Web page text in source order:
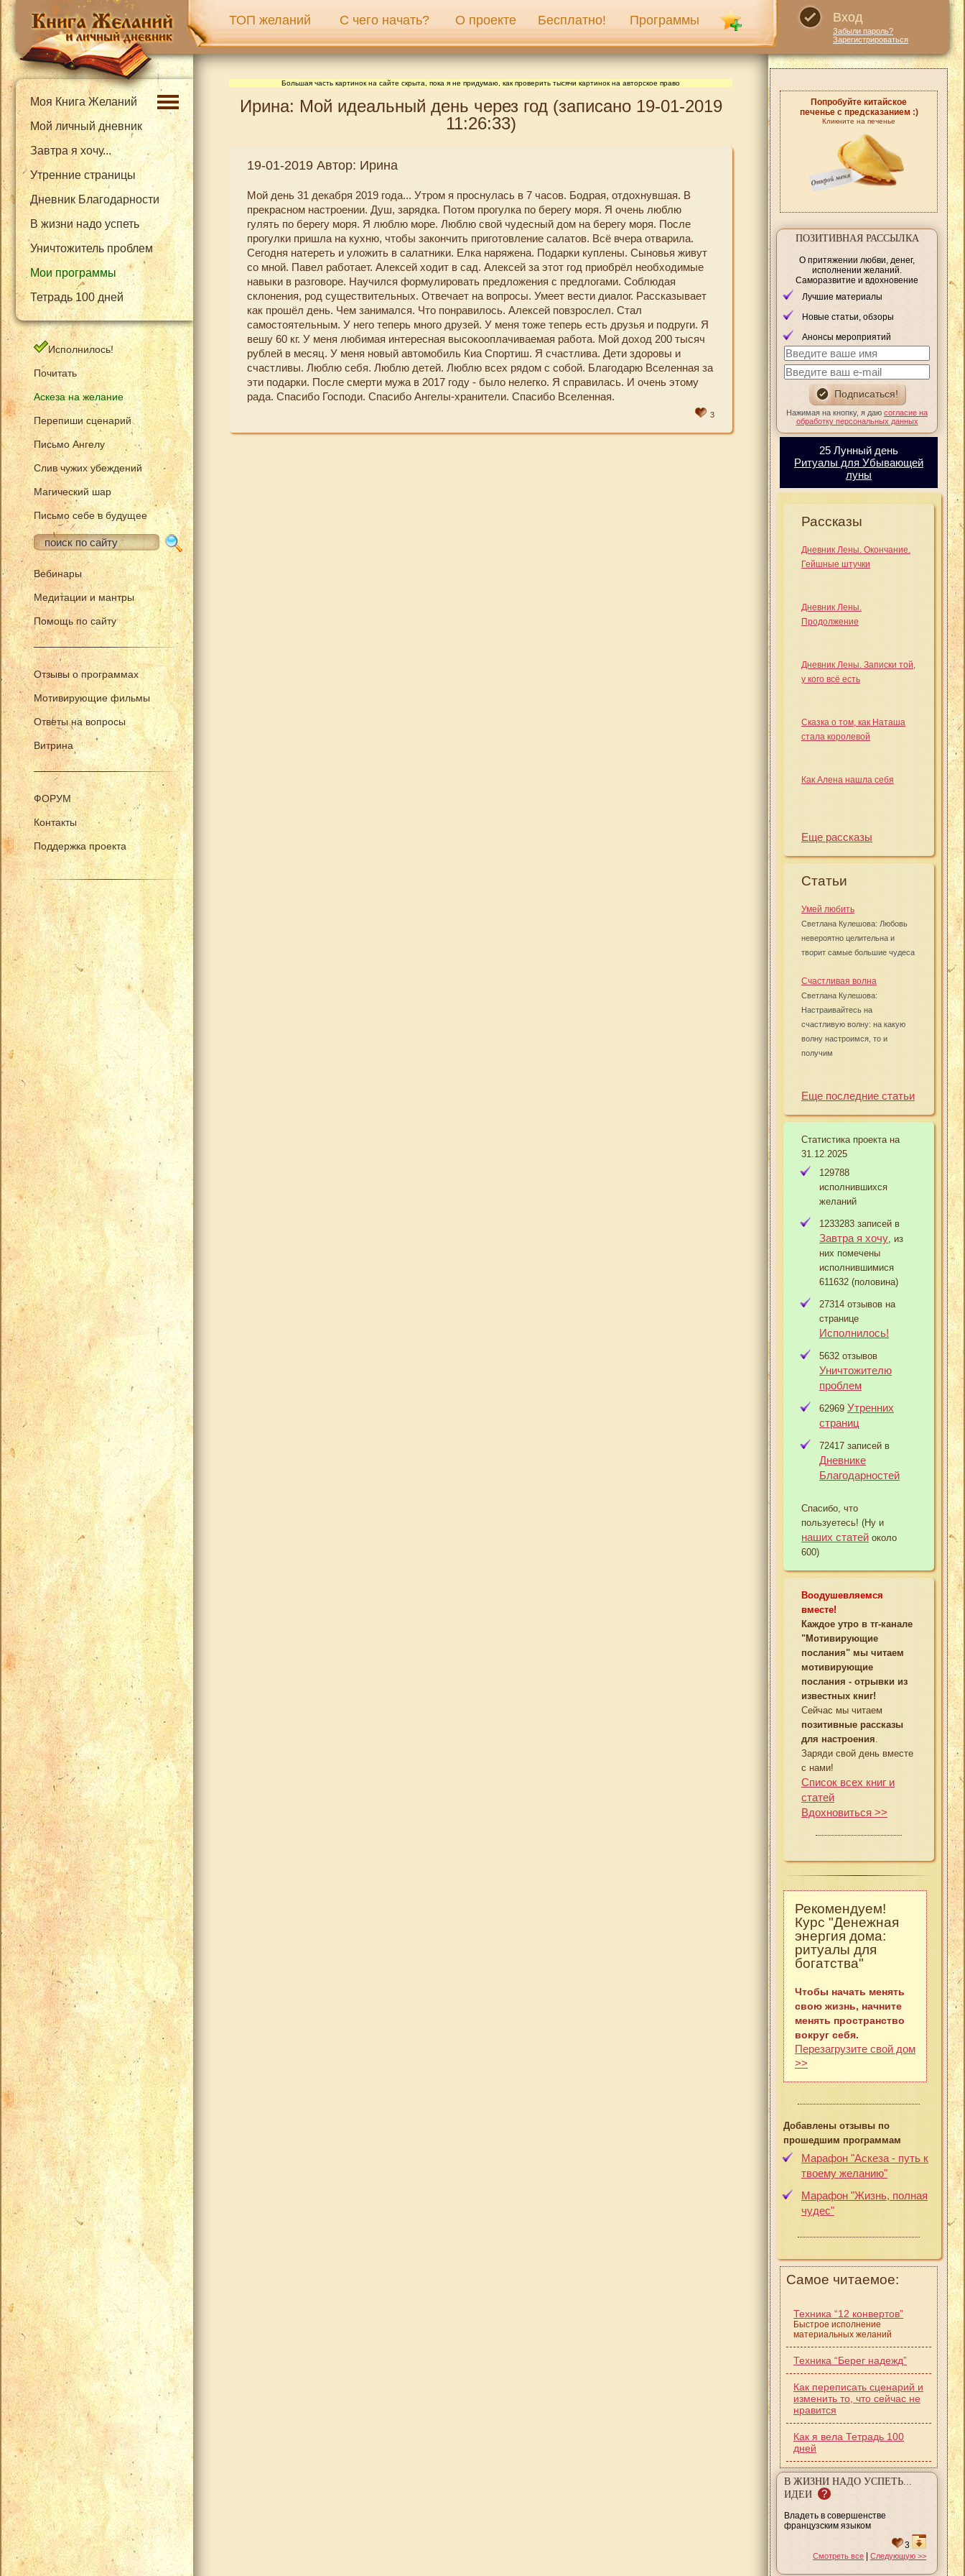
ТОП желаний С чего начать? О проекте Бесплатно! Программы Вход
Забыли пароль?
Зарегистрироваться
Моя Книга Желаний
Мой личный дневник
Завтра я хочу...
Утренние страницы
Дневник Благодарности
В жизни надо успеть
Уничтожитель проблем
Мои программы
Тетрадь 100 дней
Исполнилось!
Почитать
Аскеза на желание
Перепиши сценарий
Письмо Ангелу
Слив чужих убеждений
Магический шар
Письмо себе в будущее
Вебинары
Медитации и мантры
Помощь по сайту
Отзывы о программах
Мотивирующие фильмы
Ответы на вопросы
Витрина
ФОРУМ
Контакты
Поддержка проекта
Большая часть картинок на сайте скрыта, пока я не придумаю, как проверить тысячи картинок на авторское право
Ирина: Мой идеальный день через год (записано 19-01-2019
11:26:33)
19-01-2019 Автор: Ирина
Мой день 31 декабря 2019 года... Утром я проснулась в 7 часов. Бодрая, отдохнувшая. В
прекрасном настроении. Душ, зарядка. Потом прогулка по берегу моря. Я очень люблю
гулять по берегу моря. Я люблю море. Люблю свой чудесный дом на берегу моря. После
прогулки пришла на кухню, чтобы закончить приготовление салатов. Всё вчера отварила.
Сегодня натереть и уложить в салатники. Елка наряжена. Подарки куплены. Сыновья живут
со мной. Павел работает. Алексей ходит в сад. Алексей за этот год приобрёл необходимые
навыки в разговоре. Научился формулировать предложения с предлогами. Соблюдая
склонения, род существительных. Отвечает на вопросы. Умеет вести диалог. Рассказывает
как прошёл день. Чем занимался. Что понравилось. Алексей повзрослел. Стал
самостоятельным. У него теперь много друзей. У меня тоже теперь есть друзья и подруги. Я
вешу 60 кг. У меня любимая интересная высокооплачиваемая работа. Мой доход 200 тысяч
рублей в месяц. У меня новый автомобиль Киа Спортиш. Я счастлива. Дети здоровы и
счастливы. Люблю себя. Люблю детей. Люблю всех рядом с собой. Благодарю Вселенная за
эти подарки. После смерти мужа в 2017 году - было нелегко. Я справилась. И очень этому
рада. Спасибо Господи. Спасибо Ангелы-хранители. Спасибо Вселенная.
3
Попробуйте китайское
печенье с предсказанием :)
Кликните на печенье
ПОЗИТИВНАЯ РАССЫЛКА
О притяжении любви, денег,
исполнении желаний.
Саморазвитие и вдохновение
Лучшие материалы
Новые статьи, обзоры
Анонсы мероприятий
Нажимая на кнопку, я даю согласие на
обработку персональных данных
25 Лунный день
Ритуалы для Убывающей
луны
Рассказы
Дневник Лены. Окончание.
Гейшные штучки
Дневник Лены.
Продолжение
Дневник Лены. Записки той,
у кого всё есть
Сказка о том, как Наташа
стала королевой
Как Алена нашла себя
Еще рассказы
Статьи
Умей любить
Светлана Кулешова: Любовь
невероятно целительна и
творит самые большие чудеса
Счастливая волна
Светлана Кулешова:
Настраивайтесь на
счастливую волну: на какую
волну настроимся, то и
получим
Еще последние статьи
Статистика проекта на
31.12.2025
129788
исполнившихся
желаний
1233283 записей в
Завтра я хочу , из
них помечены
исполнившимися
611632 (половина)
27314 отзывов на
странице
Исполнилось!
5632 отзывов
Уничтожителю
проблем
62969 Утренних
страниц
72417 записей в
Дневнике
Благодарностей
Спасибо, что
пользуетесь! (Ну и
наших статей около
600)
Воодушевляемся
вместе!
Каждое утро в тг-канале
"Мотивирующие
послания" мы читаем
мотивирующие
послания - отрывки из
известных книг!
Сейчас мы читаем
позитивные рассказы
для настроения
Заряди свой день вместе
с нами!
Список всех книг и
статей
Вдохновиться >>
Рекомендуем!
Курс "Денежная
энергия дома:
ритуалы для
богатства"
Чтобы начать менять
свою жизнь, начните
менять пространство
вокруг себя.
Перезагрузите свой дом
>>
Добавлены отзывы по
прошедшим программам
Марафон "Аскеза - путь к
твоему желанию"
Марафон "Жизнь, полная
чудес"
Самое читаемое:
Техника “12 конвертов”
Быстрое исполнение
материальных желаний
Техника “Берег надежд”
Как переписать сценарий и
изменить то, что сейчас не
нравится
Как я вела Тетрадь 100
дней
В ЖИЗНИ НАДО УСПЕТЬ...
ИДЕИ
?
Владеть в совершенстве
французским языком
3
Смотреть все | Следующую >>